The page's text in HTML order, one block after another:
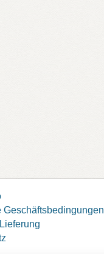
Geschäftsbedingungen